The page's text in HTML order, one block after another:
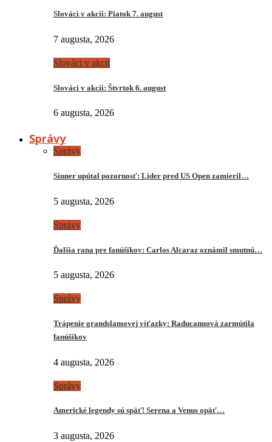
Slováci v akcii: Piatok 7. august
7 augusta, 2026
Slováci v akcii
Slováci v akcii: Štvrtok 6. august
6 augusta, 2026
Správy
Správy
Sinner upútal pozornosť: Líder pred US Open zamieril…
5 augusta, 2026
Správy
Ďalšia rana pre fanúšikov: Carlos Alcaraz oznámil smutnú…
5 augusta, 2026
Správy
Trápenie grandslamovej víťazky: Raducanuová zarmútila
fanúšikov
4 augusta, 2026
Správy
Americké legendy sú späť! Serena a Venus opäť…
3 augusta, 2026